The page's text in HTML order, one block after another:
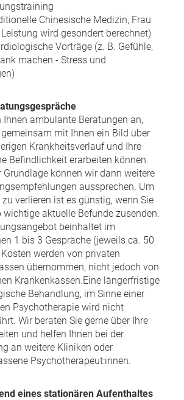
Chinesische Medizin, Frau
wird gesondert berechnet)
Vorträge (z. B. Gefühle,
machen - Stress und
Ihnen ambulante Beratungen an,
mit Ihnen ein Bild über
Krankheitsverlauf und Ihre
Befindlichkeit erarbeiten können.
Grundlage können wir dann weitere
aussprechen. Um
verlieren ist es günstig, wenn Sie
wichtige aktuelle Befunde zusenden.
beinhaltet im
1 bis 3 Gespräche (jeweils ca. 50
werden von privaten
übernommen, nicht jedoch von
Krankenkassen.Eine längerfristige
Behandlung, im Sinne einer
Psychotherapie wird nicht
Wir beraten Sie gerne über Ihre
und helfen Ihnen bei der
an weitere Kliniken oder
Psychotherapeut:innen.
eines stationären Aufenthaltes